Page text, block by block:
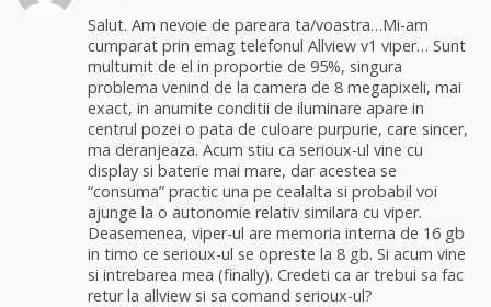
Salut. Am nevoie de pareara ta/voastra…Mi-am
cumparat prin emag telefonul Allview v1 viper… Sunt
multumit de el in proportie de 95%, singura
problema venind de la camera de 8 megapixeli, mai
exact, in anumite conditii de iluminare apare in
centrul pozei o pata de culoare purpurie, care sincer,
ma deranjeaza. Acum stiu ca serioux-ul vine cu
display si baterie mai mare, dar acestea se
“consuma” practic una pe cealalta si probabil voi
ajunge la o autonomie relativ similara cu viper.
Deasemenea, viper-ul are memoria interna de 16 gb
in timo ce serioux-ul se opreste la 8 gb. Si acum vine
si intrebarea mea (finally). Credeti ca ar trebui sa fac
retur la allview si sa comand serioux-ul?